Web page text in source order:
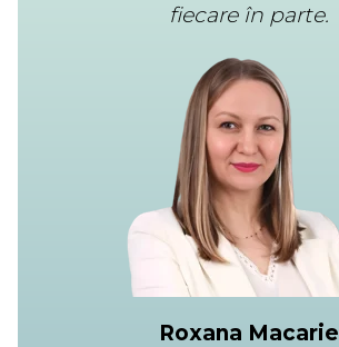
fiecare în parte.
Roxana Macarie